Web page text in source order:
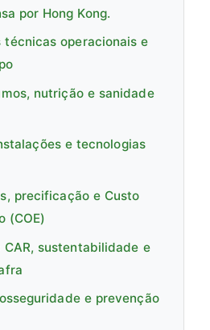
por Hong Kong.
técnicas operacionais e
nutrição e sanidade
e tecnologias
precificação e Custo
(COE)
CAR, sustentabilidade e
e prevenção